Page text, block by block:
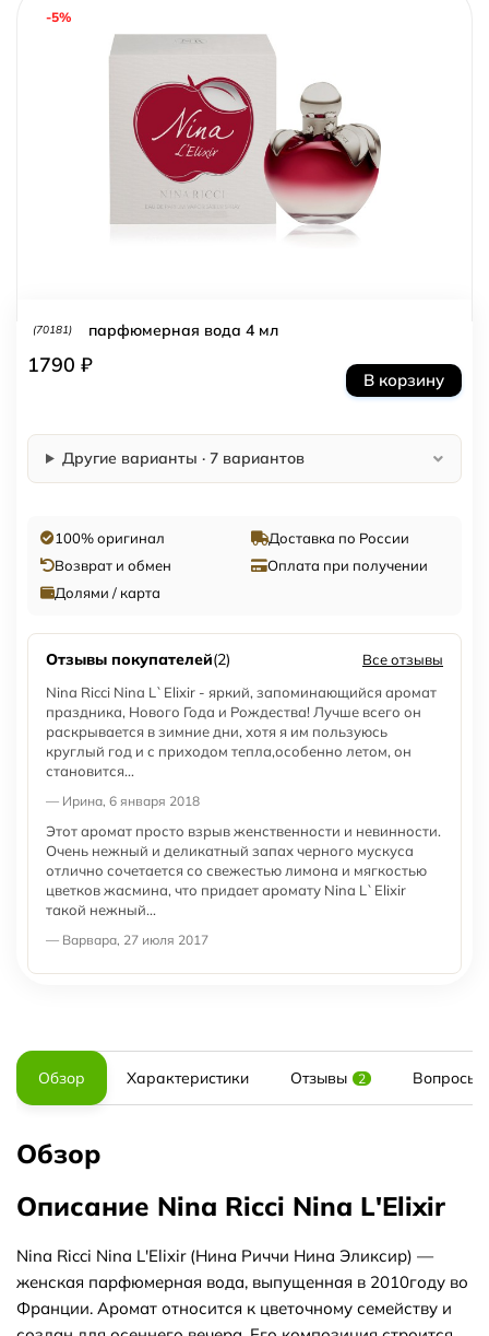
-5%
(70181) парфюмерная вода 4 мл
1790 ₽
В корзину
Другие варианты · 7 вариантов
100% оригинал
Доставка по России
Возврат и обмен
Оплата при получении
Долями / карта
Отзывы покупателей(2)
Все отзывы
Nina Ricci Nina L`Elixir - яркий, запоминающийся аромат
праздника, Нового Года и Рождества! Лучше всего он
раскрывается в зимние дни, хотя я им пользуюсь
круглый год и с приходом тепла,особенно летом, он
становится...
— Ирина, 6 января 2018
Этот аромат просто взрыв женственности и невинности.
Очень нежный и деликатный запах черного мускуса
отлично сочетается со свежестью лимона и мягкостью
цветков жасмина, что придает аромату Nina L`Elixir
такой нежный...
— Варвара, 27 июля 2017
Обзор Характеристики Отзывы 2 Вопросы
Обзор
Описание Nina Ricci Nina L'Elixir
Nina Ricci Nina L'Elixir (Нина Риччи Нина Эликсир) —
женская парфюмерная вода, выпущенная в 2010году во
Франции. Аромат относится к цветочному семейству и